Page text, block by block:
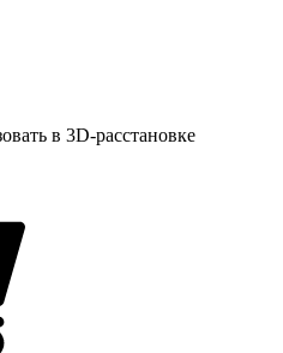
в 3D-расстановке